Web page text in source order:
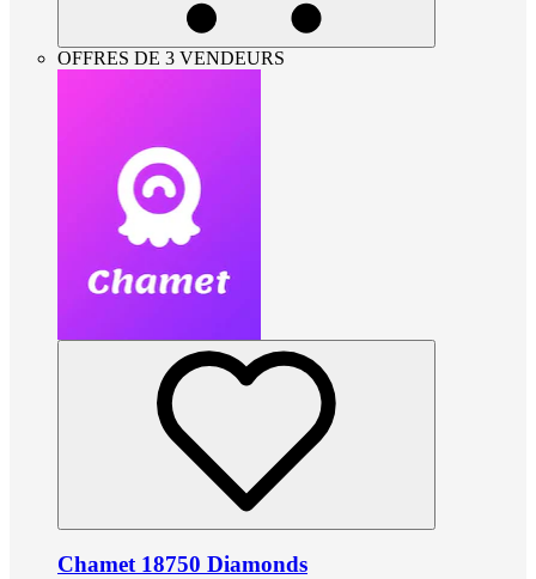
OFFRES DE 3 VENDEURS
Chamet 18750 Diamonds